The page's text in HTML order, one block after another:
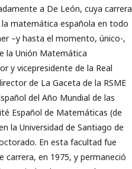
a De León, cuya carrera
matemática española en todo
–y hasta el momento, único-,
la Unión Matemática
y vicepresidente de la Real
de La Gaceta de la RSME
del Año Mundial de las
Español de Matemáticas (de
la Universidad de Santiago de
En esta facultad fue
en 1975, y permaneció